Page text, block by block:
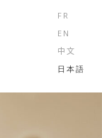
FR
EN
中文
日本語